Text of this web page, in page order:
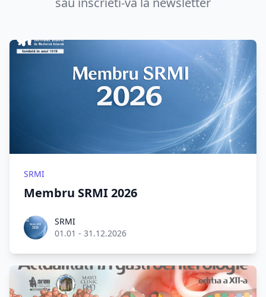
SRMI
Membru SRMI 2026
Roel Aufderehar
SRMI
01.01 - 31.12.2026